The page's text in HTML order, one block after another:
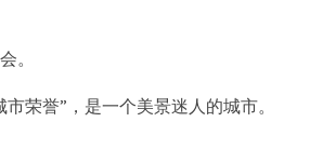
。
荣誉”，是一个美景迷人的城市。